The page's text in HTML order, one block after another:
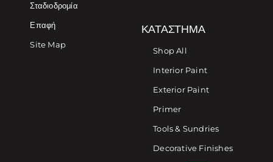
Σταδιοδρομία
Επαφή
Site Map
ΚΑΤΆΣΤΗΜΑ
Shop All
Interior Paint
Exterior Paint
Primer
Tools & Sundries
Decorative Finishes